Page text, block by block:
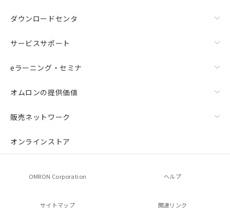
ダウンロードセンタ
サービスサポート
eラーニング・セミナ
オムロンの提供価値
販売ネットワーク
オンラインストア
OMRON Corporation ヘルプ
サイトマップ 関連リンク